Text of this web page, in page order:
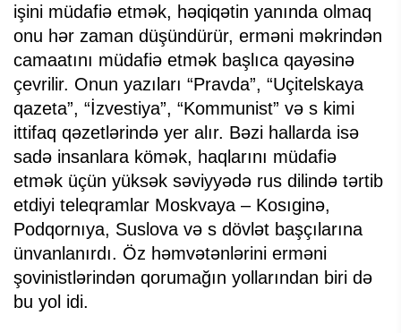
işini müdafiə etmək, həqiqətin yanında olmaq
onu hər zaman düşündürür, erməni məkrindən
camaatını müdafiə etmək başlıca qayəsinə
çevrilir. Onun yazıları “Pravda”, “Uçitelskaya
qazeta”, “İzvestiya”, “Kommunist” və s kimi
ittifaq qəzetlərində yer alır. Bəzi hallarda isə
sadə insanlara kömək, haqlarını müdafiə
etmək üçün yüksək səviyyədə rus dilində tərtib
etdiyi teleqramlar Moskvaya – Kosıginə,
Podqornıya, Suslova və s dövlət başçılarına
ünvanlanırdı. Öz həmvətənlərini erməni
şovinistlərindən qorumağın yollarından biri də
bu yol idi.